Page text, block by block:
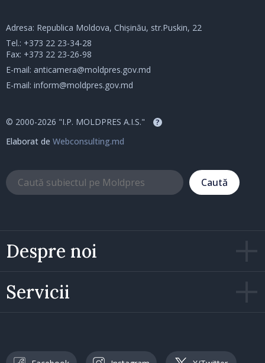
Despre noi
Servicii
Adresa: Republica Moldova, Chișinău, str.Puskin, 22
Tel.: +373 22 23-34-28
Fax: +373 22 23-26-98
E-mail: anticamera@moldpres.gov.md
E-mail: inform@moldpres.gov.md
© 2000-2026 "I.P. MOLDPRES A.I.S." ?
Elaborat de Webconsulting.md
Caută